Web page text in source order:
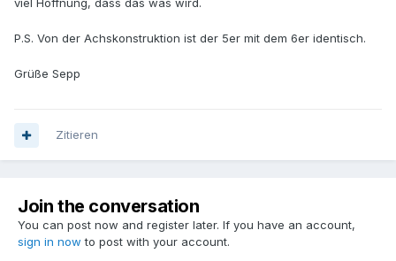
viel Hoffnung, dass das was wird.
P.S. Von der Achskonstruktion ist der 5er mit dem 6er identisch.
Grüße Sepp
Zitieren
Join the conversation
You can post now and register later. If you have an account,
sign in now to post with your account.